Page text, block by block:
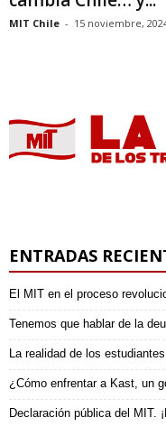
MIT Chile - 15 noviembre,
ENTRADAS
El MIT en el proceso
Tenemos que hablar de la
La realidad de los
¿Cómo enfrentar a Kast, un
Declaración pública del MIT.